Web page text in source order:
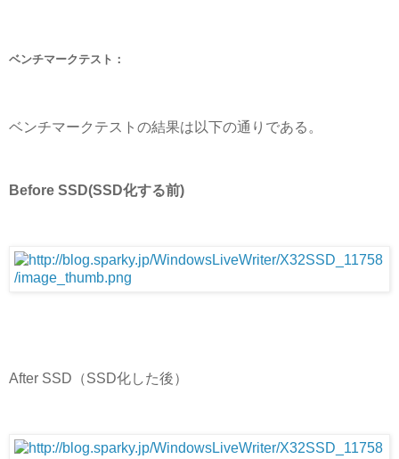
ベンチマークテスト：
ベンチマークテストの結果は以下の通りである。
Before SSD(SSD化する前)
After SSD（SSD化した後）